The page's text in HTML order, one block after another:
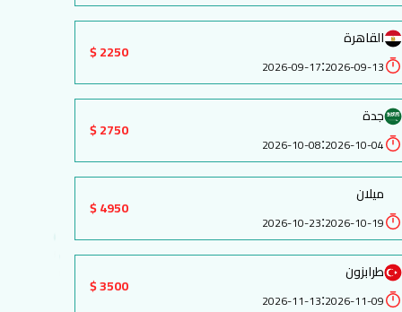
القاهرة
2026-09-13
:
2026-09-17
2250 $
جدة
2026-10-04
:
2026-10-08
2750 $
ميلان
2026-10-19
:
2026-10-23
4950 $
طرابزون
2026-11-09
:
2026-11-13
3500 $